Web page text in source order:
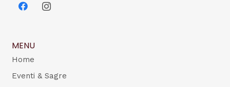
MENU
Home
Eventi & Sagre